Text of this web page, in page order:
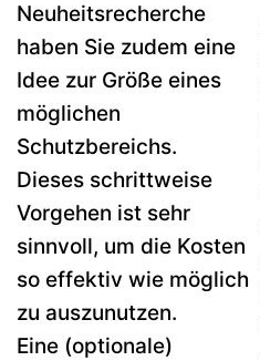
Neuheitsrecherche
haben Sie zudem eine
Idee zur Größe eines
möglichen
Schutzbereichs.
Dieses schrittweise
Vorgehen ist sehr
sinnvoll, um die Kosten
so effektiv wie möglich
zu auszunutzen.
Eine (optionale)